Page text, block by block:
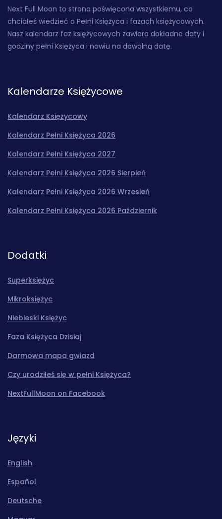
Next Full Moon to strona poświęcona wszystkiemu, co
chciałeś wiedzieć o Pełni Księżyca i fazach księżycowych.
Nasz kalendarz faz księżycowych zawiera dokładne daty i
godziny pełni Księżyca i nowiu na dowolną datę.
Kalendarze Księżycowe
Kalendarz Księżycowy
Kalendarz Pełni Księżyca 2026
Kalendarz Pełni Księżyca 2027
Kalendarz Pełni Księżyca 2026 Sierpień
Kalendarz Pełni Księżyca 2026 Wrzesień
Kalendarz Pełni Księżyca 2026 Październik
Dodatki
Superksiężyc
Mikroksiężyc
Niebieski Księżyc
Faza Księżyca Dzisiaj
Darmowa mapa gwiazd
Czy urodziłeś się w pełni Księżyca?
NextFullMoon on Facebook
Języki
English
Español
Deutsche